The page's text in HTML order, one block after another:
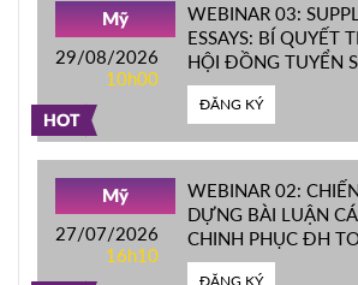
HOT
Mỹ
29/08/2026
10h00
WEBINAR 03:
ESSAYS: BÍ QUYẾT
HỘI ĐỒNG TUYỂN
ĐẦU MỸ
ĐĂNG KÝ
Mỹ
27/07/2026
16h10
WEBINAR 02:
DỰNG BÀI LUẬN
CHINH PHỤC ĐH
ĐĂNG KÝ